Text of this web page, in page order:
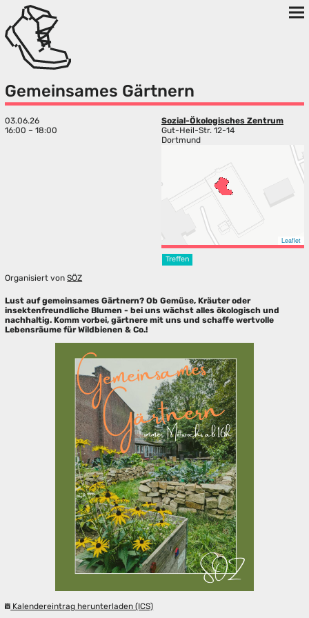
Gemeinsames Gärtnern
03.06.26
16:00 – 18:00
Sozial-Ökologisches Zentrum
Gut-Heil-Str. 12-14
Dortmund
Leaflet
Treffen
Organisiert vonSÖZ
Lust auf gemeinsames Gärtnern? Ob Gemüse, Kräuter oder
insektenfreundliche Blumen - bei uns wächst alles ökologisch und
nachhaltig. Komm vorbei, gärtnere mit uns und schaffe wertvolle
Lebensräume für Wildbienen & Co.!
Kalendereintrag herunterladen (ICS)